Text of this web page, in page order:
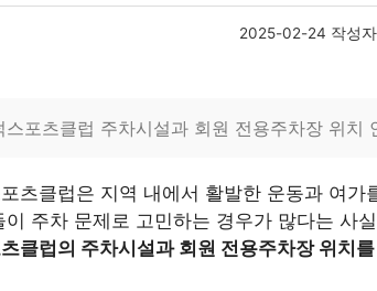
2025-02-24 작성
스포츠클럽 주차시설과 회원 전용주차장 위치
츠클럽은 지역 내에서 활발한 운동과 여
이 주차 문제로 고민하는 경우가 많다는 사
클럽의 주차시설과 회원 전용주차장 위치